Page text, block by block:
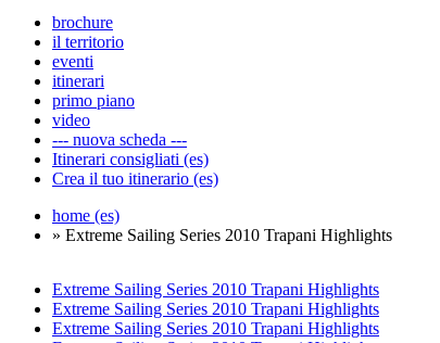
brochure
il territorio
eventi
itinerari
primo piano
video
--- nuova scheda ---
Itinerari consigliati (es)
Crea il tuo itinerario (es)
home (es)
» Extreme Sailing Series 2010 Trapani Highlights
Extreme Sailing Series 2010 Trapani Highlights
Extreme Sailing Series 2010 Trapani Highlights
Extreme Sailing Series 2010 Trapani Highlights